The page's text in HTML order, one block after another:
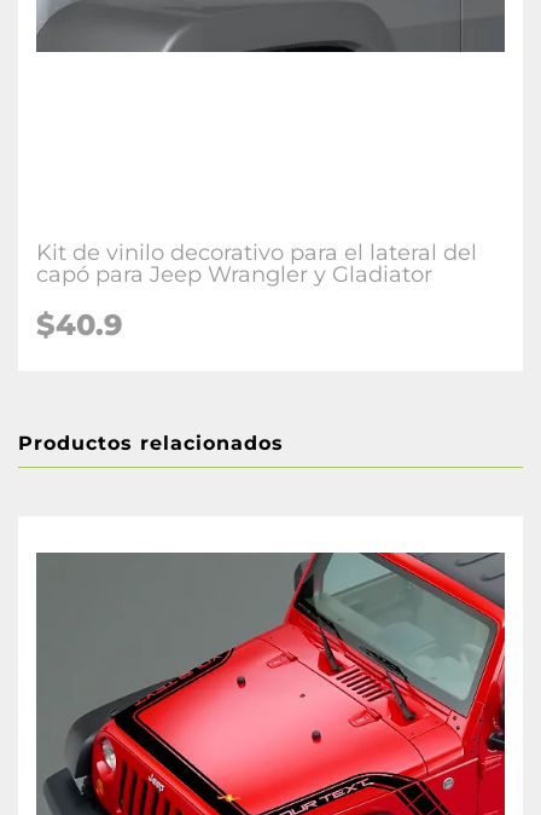
Kit de vinilo decorativo para el lateral del
capó para Jeep Wrangler y Gladiator
$40.9
Productos relacionados